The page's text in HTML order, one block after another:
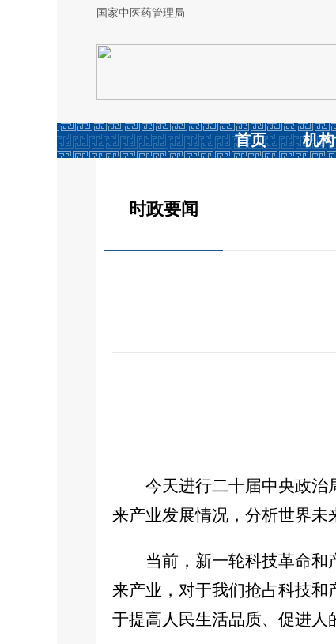
国家中医药管理局
首页 机
时政要闻
今天进行二十届中央政治
来产业发展情况，分析世界未
当前，新一轮科技革命
来产业，对于我们抢占科技
于提高人民生活品质、促进人